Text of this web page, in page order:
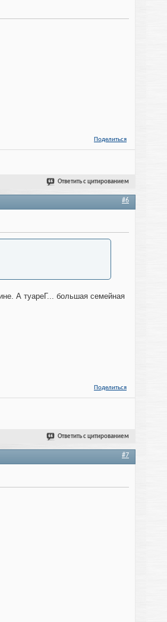
Поделиться
Ответить с цитированием
#6
А туареГ... большая семейная
Поделиться
Ответить с цитированием
#7